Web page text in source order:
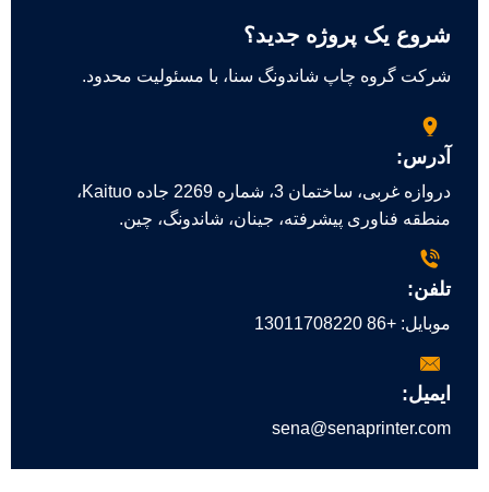
شروع یک پروژه جدید؟
شرکت گروه چاپ شاندونگ سنا، با مسئولیت محدود.
آدرس:
دروازه غربی، ساختمان 3، شماره 2269 جاده Kaituo،
منطقه فناوری پیشرفته، جینان، شاندونگ، چین.
تلفن:
موبایل: +86 13011708220
ایمیل:
sena@senaprinter.com